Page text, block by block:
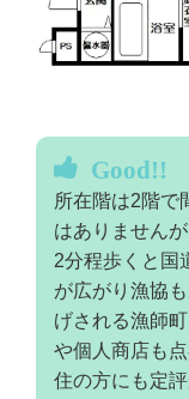
Good!!
所在階は2階で
はありません
2分程歩くと国
が広がり漁協
げされる漁師
や個人商店も
住の方にも定